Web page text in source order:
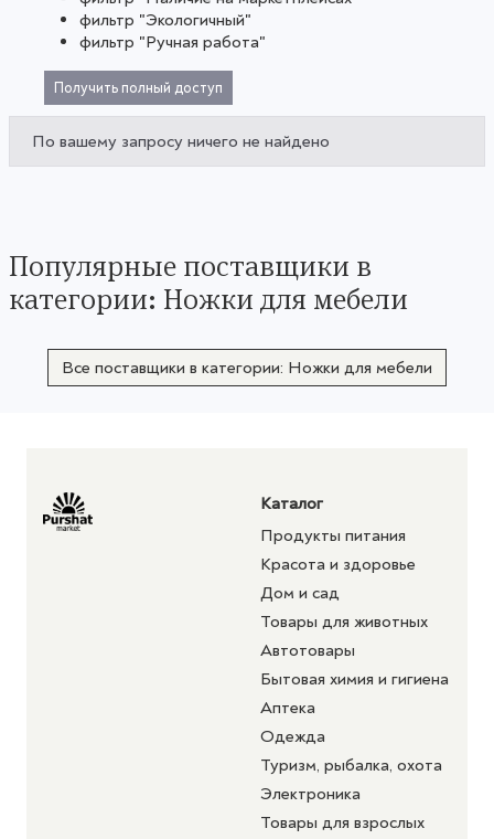
фильтр "Экологичный"
фильтр "Ручная работа"
Получить полный доступ
По вашему запросу ничего не найдено
Популярные поставщики в
категории: Ножки для мебели
Все поставщики в категории: Ножки для мебели
Каталог
Продукты питания
Красота и здоровье
Дом и сад
Товары для животных
Автотовары
Бытовая химия и гигиена
Аптека
Одежда
Туризм, рыбалка, охота
Электроника
Товары для взрослых